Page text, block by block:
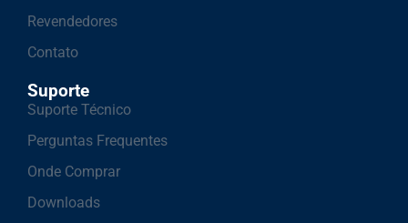
Revendedores
Contato
Suporte
Suporte Técnico
Perguntas Frequentes
Onde Comprar
Downloads